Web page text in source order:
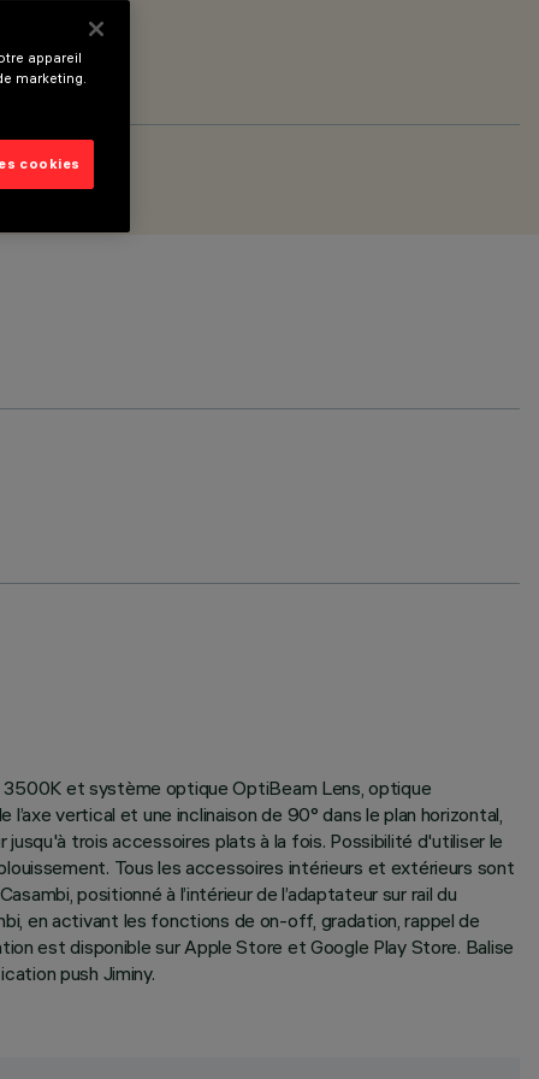
3500K et système optique OptiBeam Lens, optique
vertical et une inclinaison de 90° dans le plan horizontal,
trois accessoires plats à la fois. Possibilité d'utiliser le
Tous les accessoires intérieurs et extérieurs sont
positionné à l’intérieur de l’adaptateur sur rail du
en activant les fonctions de on-off, gradation, rappel de
est disponible sur Apple Store et Google Play Store. Balise
push Jiminy.
appareil
marketing.
cookies